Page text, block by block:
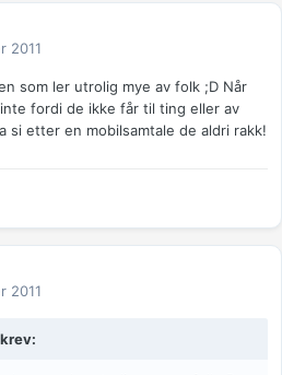
2011
som ler utrolig mye av folk ;D Når
fordi de ikke får til ting eller av
si etter en mobilsamtale de aldri rakk!
2011